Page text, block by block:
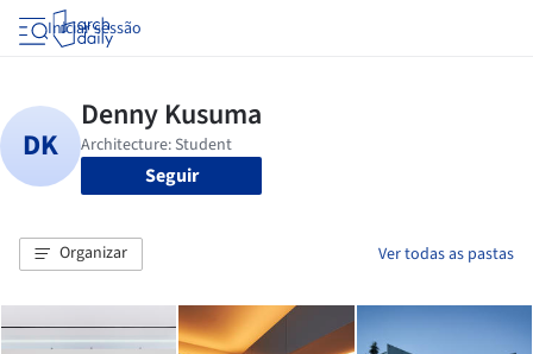
Iniciar sessão
Seguir
Organizar Ver todas as pastas